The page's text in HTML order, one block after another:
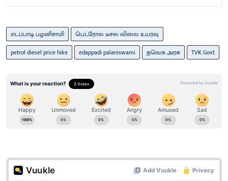
எடப்பாடி பழனிசாமி
பெட்ரோல் டீசல் விலை உயர்வு
petrol diesel price hike
edappadi palaniswami தவெக அரசு TVK Govt